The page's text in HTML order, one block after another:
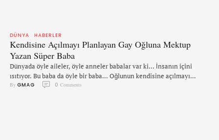
DÜNYA HABERLER
Kendisine Açılmayı Planlayan Gay Oğluna Mektup
Yazan Süper Baba
Dünyada öyle aileler, öyle anneler babalar var ki... İnsanın içini
ısıtıyor. Bu baba da öyle bir baba... Oğlunun kendisine açılmayı
planladığını duyan ve hemen ona bir mektup yazmayı düşünen bu
By GMAG 0 Comments